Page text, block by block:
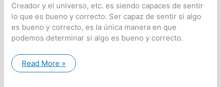
Creador y el universo, etc. es siendo capaces de sentir
lo que es bueno y correcto. Ser capaz de sentir si algo
es bueno y correcto, es la única manera en que
podemos determinar si algo es bueno y correcto.
¿Es
intención
Read More »